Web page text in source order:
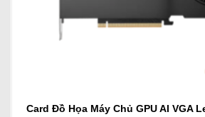
Card Đồ Họa Máy Chủ GPU AI VGA